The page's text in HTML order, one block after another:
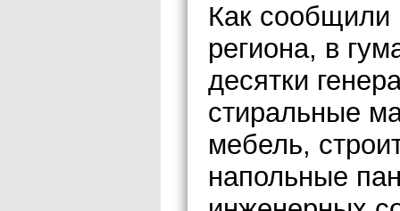
Как
региона, в
десятки
стиральные
мебель,
напольные